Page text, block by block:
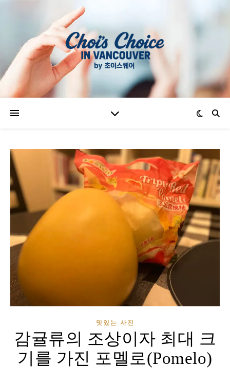
맛있는 사진
감귤류의 조상이자 최대 크
기를 가진 포멜로(Pomelo)